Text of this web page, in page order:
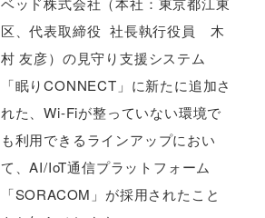
区、代表取締役 社長執行役員 木
村 友彦）の見守り支援システム
「眠りCONNECT」に新たに追加さ
れた、Wi-Fiが整っていない環境で
も利用できるラインアップにおい
て、AI/IoT通信プラットフォーム
「SORACOM」が採用されたこと